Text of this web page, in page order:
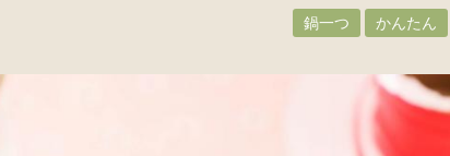
鍋一つ かんたん